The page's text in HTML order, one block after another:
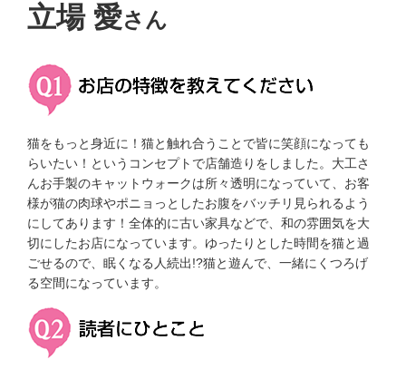
立場 愛さん
猫をもっと身近に！猫と触れ合うことで皆に笑顔になっても
らいたい！というコンセプトで店舗造りをしました。大工さ
んお手製のキャットウォークは所々透明になっていて、お客
様が猫の肉球やポニョっとしたお腹をバッチリ見られるよう
にしてあります！全体的に古い家具などで、和の雰囲気を大
切にしたお店になっています。ゆったりとした時間を猫と過
ごせるので、眠くなる人続出!?猫と遊んで、一緒にくつろげ
る空間になっています。